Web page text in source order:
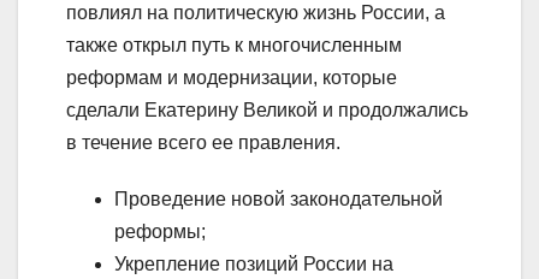
повлиял на политическую жизнь России, а
также открыл путь к многочисленным
реформам и модернизации, которые
сделали Екатерину Великой и продолжались
в течение всего ее правления.
Проведение новой законодательной
реформы;
Укрепление позиций России на